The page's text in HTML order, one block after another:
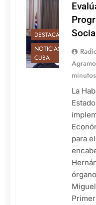
DESTACADAS
NOTICIAS DE
CUBA
minutos
La
para